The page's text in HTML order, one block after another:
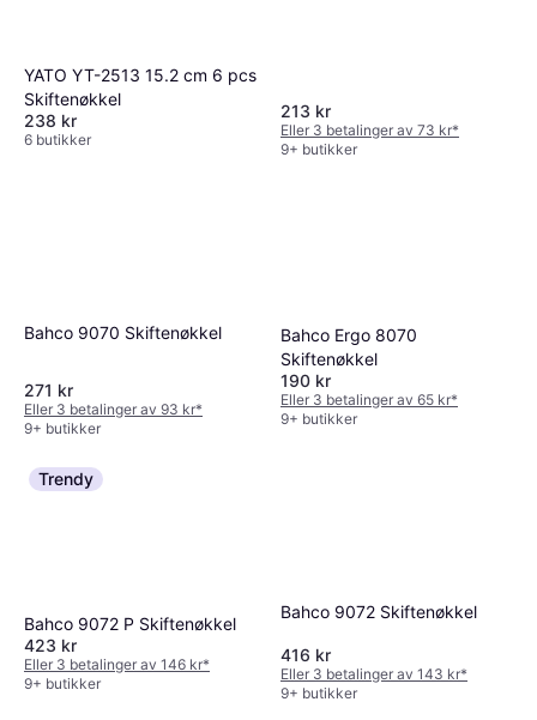
YATO YT-2513 15.2 cm 6 pcs
Skiftenøkkel
238 kr
6 butikker
213 kr
Eller 3 betalinger av 73 kr*
9+ butikker
Bahco 9070 Skiftenøkkel
271 kr
Eller 3 betalinger av 93 kr*
9+ butikker
Bahco Ergo 8070
Skiftenøkkel
190 kr
Eller 3 betalinger av 65 kr*
9+ butikker
Trendy
Bahco 9072 P Skiftenøkkel
423 kr
Eller 3 betalinger av 146 kr*
9+ butikker
Bahco 9072 Skiftenøkkel
416 kr
Eller 3 betalinger av 143 kr*
9+ butikker